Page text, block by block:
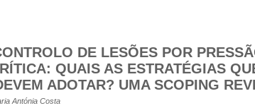
DE LESÕES POR
QUAIS AS ESTRATÉGIAS
ADOTAR? UMA SCOPING
Antónia Costa